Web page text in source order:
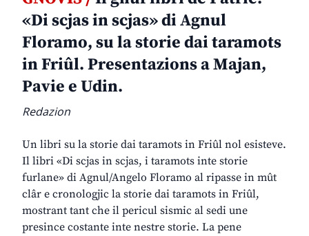
«Di scjas in scjas» di Agnul
Floramo, su la storie dai taramots
in Friûl. Presentazions a Majan,
Pavie e Udin.
Redazion
Un libri su la storie dai taramots in Friûl nol esisteve.
Il libri «Di scjas in scjas, i taramots inte storie
furlane» di Agnul/Angelo Floramo al ripasse in mût
clâr e cronologjic la storie dai taramots in Friûl,
mostrant tant che il pericul sismic al sedi une
presince costante inte nestre storie. La pene